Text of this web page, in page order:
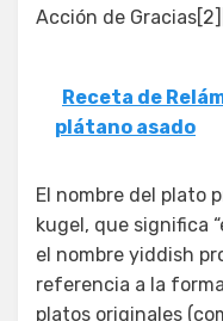
Acción de
Receta de
plátano asado
El nombre del plato
kugel, que significa
el nombre yiddish
referencia a la
platos originales